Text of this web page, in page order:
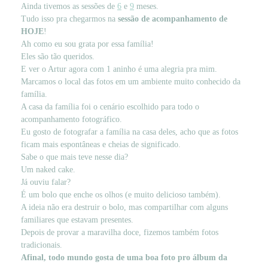
Ainda tivemos as sessões de 6 e 9 meses.
Tudo isso pra chegarmos na sessão de acompanhamento de
HOJE!
Ah como eu sou grata por essa família!
Eles são tão queridos.
E ver o Artur agora com 1 aninho é uma alegria pra mim.
Marcamos o local das fotos em um ambiente muito conhecido da
família.
A casa da família foi o cenário escolhido para todo o
acompanhamento fotográfico.
Eu gosto de fotografar a família na casa deles, acho que as fotos
ficam mais espontâneas e cheias de significado.
Sabe o que mais teve nesse dia?
Um naked cake.
Já ouviu falar?
É um bolo que enche os olhos (e muito delicioso também).
A ideia não era destruir o bolo, mas compartilhar com alguns
familiares que estavam presentes.
Depois de provar a maravilha doce, fizemos também fotos
tradicionais.
Afinal, todo mundo gosta de uma boa foto pro álbum da